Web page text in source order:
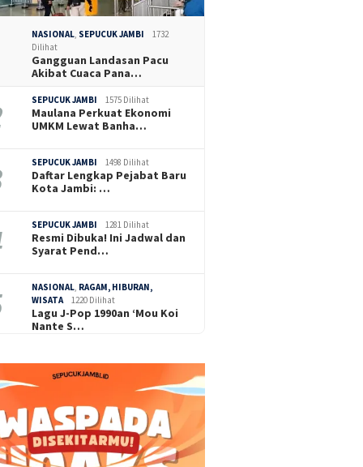
NASIONAL, SEPUCUK JAMBI
1732
Dilihat
Gangguan Landasan Pacu
Akibat Cuaca Pana…
SEPUCUK JAMBI 1575 Dilihat
Maulana Perkuat Ekonomi
UMKM Lewat Banha…
SEPUCUK JAMBI 1498 Dilihat
Daftar Lengkap Pejabat Baru
Kota Jambi: …
SEPUCUK JAMBI 1281 Dilihat
Resmi Dibuka! Ini Jadwal dan
Syarat Pend…
NASIONAL, RAGAM, HIBURAN,
WISATA
1220 Dilihat
Lagu J-Pop 1990an ‘Mou Koi
Nante S…